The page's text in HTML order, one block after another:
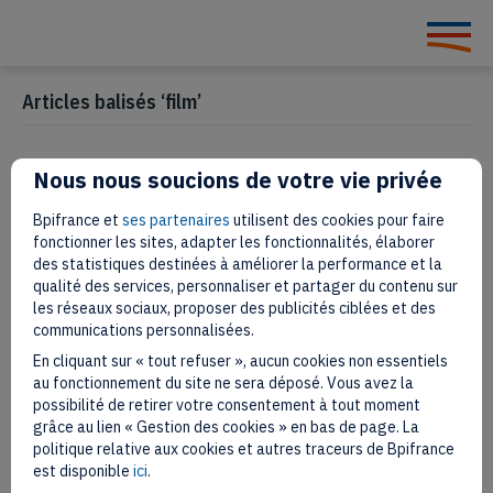
Articles balisés ‘film’
L’artiste Caroline Corbasson, de
Hilma Af Klint à Lana del Rey
22 septembre 2023
Nous nous soucions de votre vie privée
Bpifrance et ses partenaires utilisent des cookies pour faire
fonctionner les sites, adapter les fonctionnalités, élaborer
des statistiques destinées à améliorer la performance et la
qualité des services, personnaliser et partager du contenu sur
les réseaux sociaux, proposer des publicités ciblées et des
communications personnalisées.
En cliquant sur « tout refuser », aucun cookies non essentiels
au fonctionnement du site ne sera déposé. Vous avez la
possibilité de retirer votre consentement à tout moment
grâce au lien « Gestion des cookies » en bas de page. La
politique relative aux cookies et autres traceurs de Bpifrance
est disponible ici.